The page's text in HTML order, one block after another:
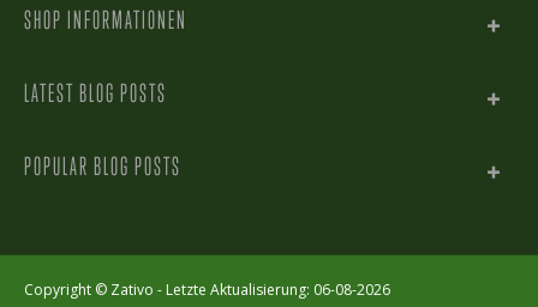
SHOP INFORMATIONEN
LATEST BLOG POSTS
POPULAR BLOG POSTS
Copyright © Zativo - Letzte Aktualisierung: 06-08-2026